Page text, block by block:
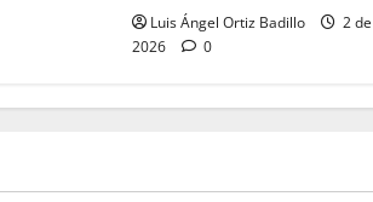
Luis Ángel Ortiz Badillo
2
2026
0